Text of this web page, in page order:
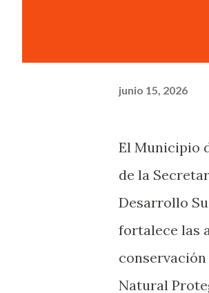
junio 15, 2026
El Municipio
de la
Desarrollo
fortalece las
Natural